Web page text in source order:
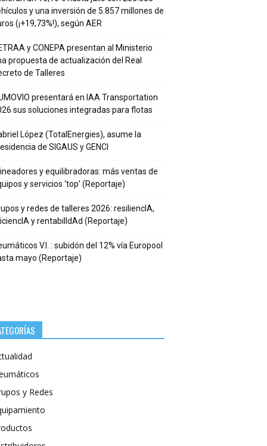
y una inversión de 5.857 millones de
(¡+19,73%!), según AER
y CONEPA presentan al Ministerio
propuesta de actualización del Real
de Talleres
presentará en IAA Transportation
sus soluciones integradas para flotas
López (TotalEnergies), asume la
de SIGAUS y GENCI
y equilibradoras: más ventas de
y servicios ‘top’ (Reportaje)
y redes de talleres 2026: resiliencIA,
y rentabilIdAd (Reportaje)
V.I. : subidón del 12% vía Europool
mayo (Reportaje)
y Redes